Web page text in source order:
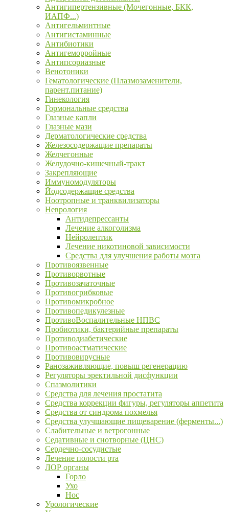
Антигипертензивные (Мочегонные, БКК,
ИАПФ...)
Антигельминтные
Антигистаминные
Антибиотики
Антигеморройные
Антипсориазные
Венотоники
Гематологические (Плазмозаменители,
парент.питание)
Гинекология
Гормональные средства
Глазные капли
Глазные мази
Дерматологические средства
Железосодержащие препараты
Желчегонные
Желудочно-кишечный-тракт
Закрепляющие
Иммуномодуляторы
Йодсодержащие средства
Ноотропные и транквилизаторы
Неврология
Антидепрессанты
Лечение алкоголизма
Нейролептик
Лечение никотиновой зависимости
Средства для улучшения работы мозга
Противоязвенные
Противорвотные
Противозачаточные
Противогрибковые
Противомикробное
Противопедикулезные
ПротивоВоспалительные НПВС
Пробиотики, бактерийные препараты
Противодиабетические
Противоастматические
Противовирусные
Ранозаживляющие, повыш регенерацию
Регуляторы эректильной дисфункции
Спазмолитики
Средства для лечения простатита
Средства коррекции фигуры, регуляторы аппетита
Средства от синдрома похмелья
Средства улучшающие пищеварение (ферменты...)
Слабительные и ветрогонные
Седативные и снотворные (ЦНС)
Сердечно-сосудистые
Лечение полости рта
ЛОР органы
Горло
Ухо
Нос
Урологические